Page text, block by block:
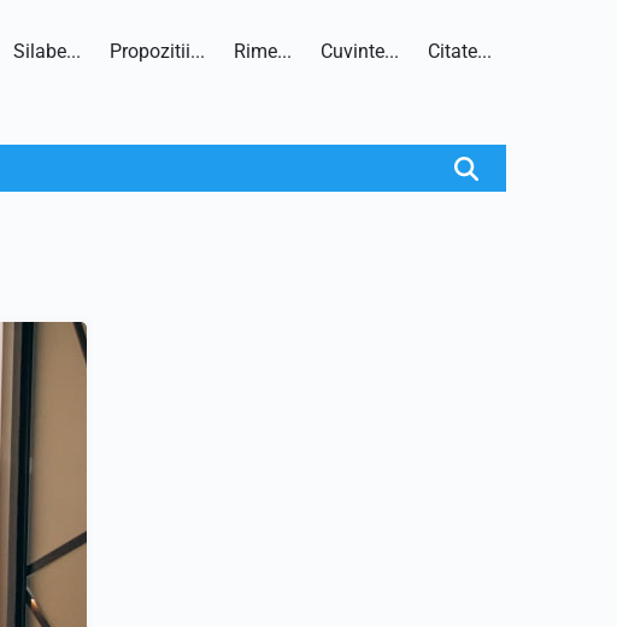
Silabe... Propozitii... Rime... Cuvinte... Citate...